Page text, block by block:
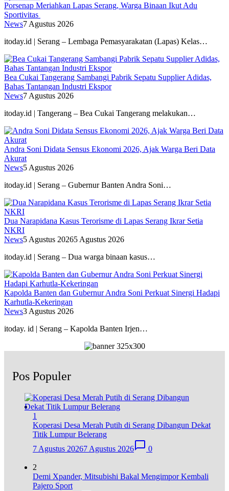
Porsenap Meriahkan Lapas Serang, Warga Binaan Ikut Adu
Sportivitas
News7 Agustus 2026
itoday.id | Serang – Lembaga Pemasyarakatan (Lapas) Kelas…
Bea Cukai Tangerang Sambangi Pabrik Sepatu Supplier Adidas,
Bahas Tantangan Industri Ekspor
News7 Agustus 2026
itoday.id | Tangerang – Bea Cukai Tangerang melakukan…
Andra Soni Didata Sensus Ekonomi 2026, Ajak Warga Beri Data
Akurat
News5 Agustus 2026
itoday.id | Serang – Gubernur Banten Andra Soni…
Dua Narapidana Kasus Terorisme di Lapas Serang Ikrar Setia
NKRI
News5 Agustus 20265 Agustus 2026
itoday.id | Serang – Dua warga binaan kasus…
Kapolda Banten dan Gubernur Andra Soni Perkuat Sinergi Hadapi
Karhutla-Kekeringan
News3 Agustus 2026
itoday. id | Serang – Kapolda Banten Irjen…
Pos Populer
1
Koperasi Desa Merah Putih di Serang Dibangun Dekat
Titik Lumpur Belerang
7 Agustus 20267 Agustus 2026 0
2
Demi Xpander, Mitsubishi Bakal Mengimpor Kembali
Pajero Sport